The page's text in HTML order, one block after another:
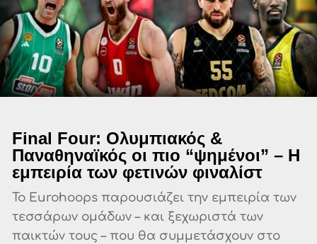
Final Four: Ολυμπιακός &
Παναθηναϊκός οι πιο “ψημένοι” – Η
εμπειρία των φετινών φιναλίστ
Το Eurohoops παρουσιάζει την εμπειρία των
τεσσάρων ομάδων – και ξεχωριστά των
παικτών τους – που θα συμμετάσχουν στο